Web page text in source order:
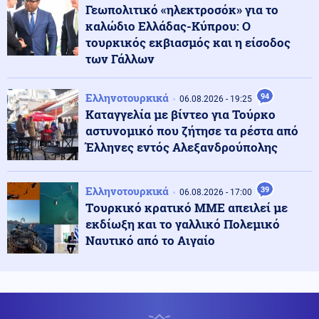
Στο 28% ανέβηκε, βυθίζεται η δημοτικότητα του Μερτς
Κόσμος 06.08.2026 - 23:07
Ξεκινά δελτίο νερού στο Πουέρτο Ρίκο λόγω της
ξηρασίας
Κοινωνία 06.08.2026 - 23:06
Διατάχθηκε ΕΔΕ για τους αστυνομικούς που
εμπλέκονται στην υπόθεση της 75χρονης στα Χανιά
Κόσμος 06.08.2026 - 23:04
Τουρκία: Σχέδιο διάσωσης για δύο ιστορικά ορθόδοξα
μοναστήρια της Τραπεζούντας
Ο Ερντογάν θα επισκεφτεί τη Σαουδική Αραβία την
Γεωπολιτικό «ηλεκτροσόκ» για το
καλώδιο Ελλάδας-Κύπρου: Ο
τουρκικός εκβιασμός και η είσοδος
των Γάλλων
Ελληνοτουρκικά 06.08.2026 - 19:25 94
Καταγγελία με βίντεο για Τούρκο
αστυνομικό που ζήτησε τα ρέστα από
Έλληνες εντός Αλεξανδρούπολης
Ελληνοτουρκικά 06.08.2026 - 17:00 39
Tουρκικό κρατικό ΜΜΕ απειλεί με
εκδίωξη και το γαλλικό Πολεμικό
Ναυτικό από το Αιγαίο